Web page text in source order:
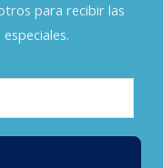
para recibir las